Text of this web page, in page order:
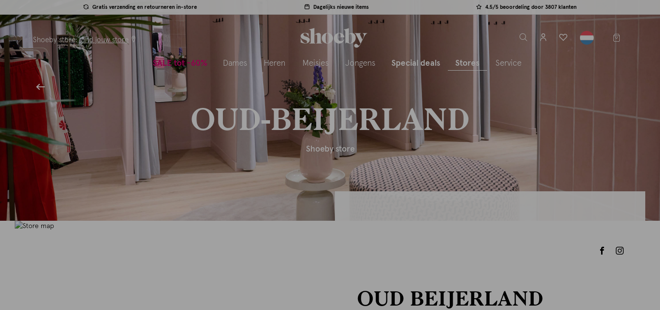
Gratis verzending en retourneren in-store Dagelijks nieuwe items 4.5/5 beoordeling door 3807 klanten
Shoeby store:Vind jouw store
label.header.toggle
SALE tot -60% Dames Heren Meisjes Jongens Special deals Stores Service
OUD-BEIJERLAND
Shoeby store
OUD BEIJERLAND